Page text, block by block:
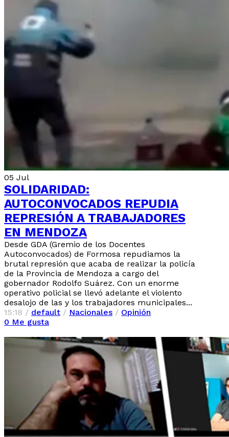
05 Jul
SOLIDARIDAD:
AUTOCONVOCADOS REPUDIA
REPRESIÓN A TRABAJADORES
EN MENDOZA
Desde GDA (Gremio de los Docentes
Autoconvocados) de Formosa repudiamos la
brutal represión que acaba de realizar la policía
de la Provincia de Mendoza a cargo del
gobernador Rodolfo Suárez. Con un enorme
operativo policial se llevó adelante el violento
desalojo de las y los trabajadores municipales...
15:18 / default / Nacionales / Opinión
0 Me gusta